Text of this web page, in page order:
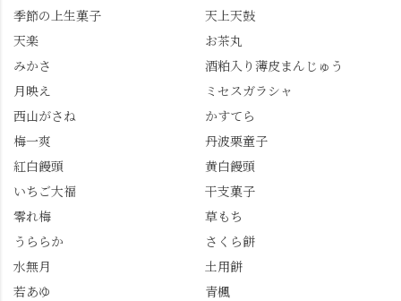
季節の上生菓子
天上天鼓
天楽
お茶丸
みかさ
酒粕入り薄皮まんじゅう
月映え
ミセスガラシャ
西山がさね
かすてら
梅一爽
丹波栗童子
紅白饅頭
黄白饅頭
いちご大福
干支菓子
零れ梅
草もち
うららか
さくら餅
水無月
土用餅
若あゆ
青楓